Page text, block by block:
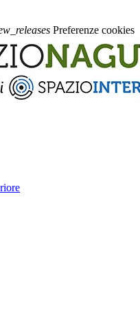
Preferenze cookies